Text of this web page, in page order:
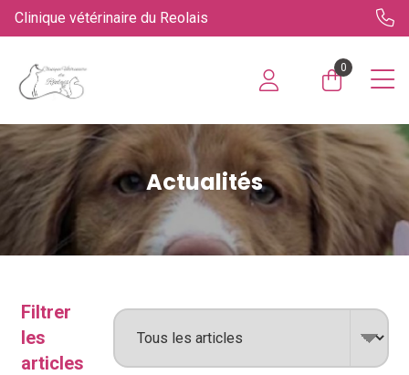
Clinique vétérinaire du Reolais
0
Actualités
Filtrer
les
articles